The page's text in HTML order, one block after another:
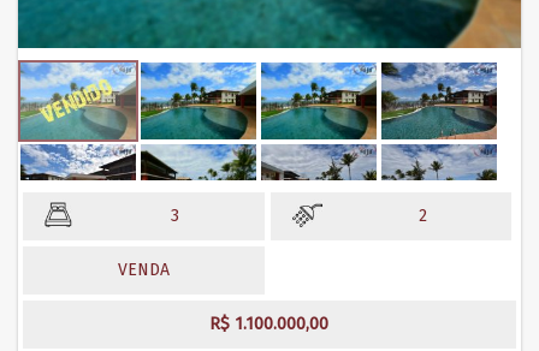
3 2
VENDA
R$ 1.100.000,00